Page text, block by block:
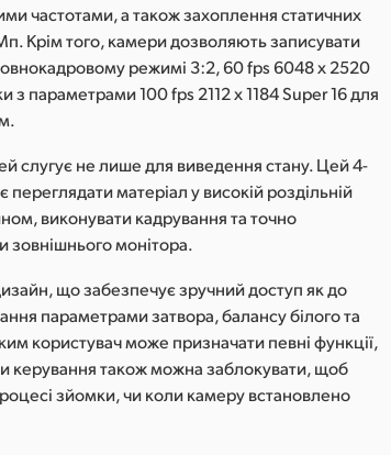
частотами, а також захоплення статичних
Крім того, камери дозволяють записувати
режимі 3:2, 60 fps 6048 x 2520
з параметрами 100 fps 2112 x 1184 Super 16 для
слугує не лише для виведення стану. Цей 4-
матеріал у високій роздільній
виконувати кадрування та точно
монітора.
що забезпечує зручний доступ як до
параметрами затвора, балансу білого та
користувач може призначати певні функції,
керування також можна заблокувати, щоб
зйомки, чи коли камеру встановлено